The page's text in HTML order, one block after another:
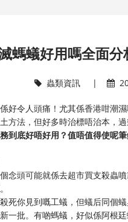
螞蟻好用嗎全面
蟲類資訊 |
好令人頭痛！尤其係香港咁潮
方法，但好多時治標唔治本，
到底好唔好用？值唔值得使呢筆
念頭可能就係去超市買支殺蟲
​。
死你見到嘅工蟻，但蟻后同個
一批。有啲螞蟻，好似係阿根